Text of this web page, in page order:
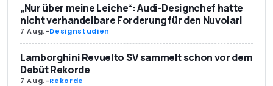
„Nur über meine Leiche“: Audi-Designchef hatte
nicht verhandelbare Forderung für den Nuvolari
7 Aug.-Designstudien
Lamborghini Revuelto SV sammelt schon vor dem
Debüt Rekorde
7 Aug.-Rekorde